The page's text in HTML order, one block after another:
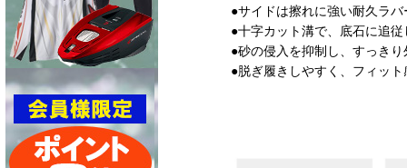
●サイドは擦れに強い耐久ラ
●十字カット溝で、底石に追
●砂の侵入を抑制し、すっき
●脱ぎ履きしやすく、フィッ